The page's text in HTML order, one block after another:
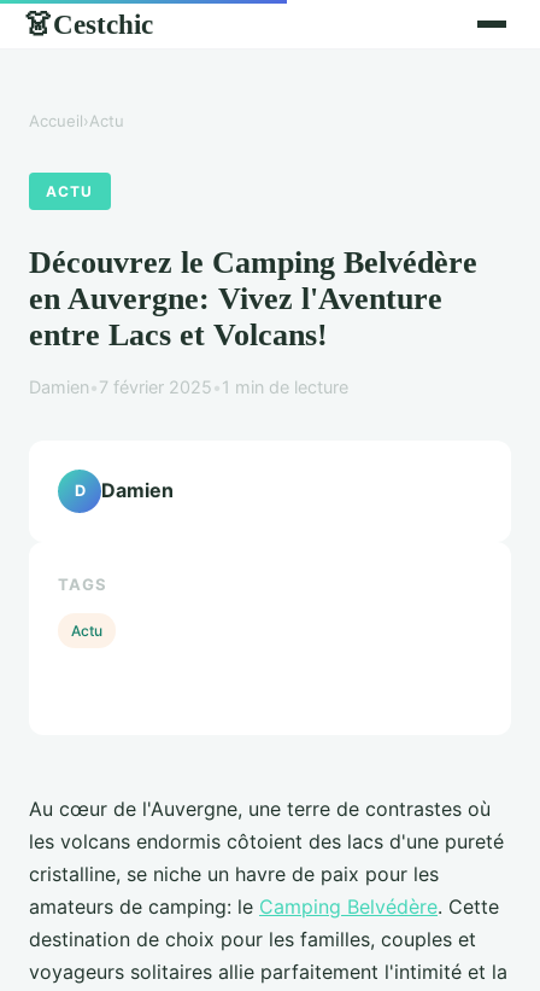
👗Cestchic
Accueil›Actu
ACTU
Découvrez le Camping Belvédère
en Auvergne: Vivez l'Aventure
entre Lacs et Volcans!
Damien•7 février 2025•1 min de lecture
Au cœur de l'Auvergne, une terre de contrastes où
les volcans endormis côtoient des lacs d'une pureté
cristalline, se niche un havre de paix pour les
amateurs de camping: le Camping Belvédère. Cette
destination de choix pour les familles, couples et
voyageurs solitaires allie parfaitement l'intimité et la
D Damien
TAGS
Actu